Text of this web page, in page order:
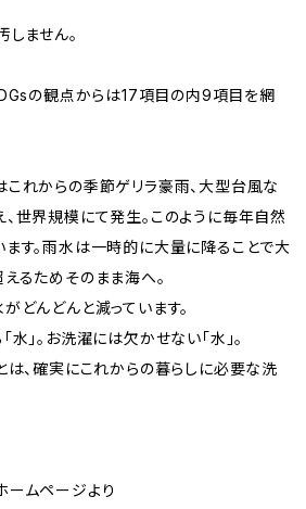
しません。
の観点からは17項目の内9項目を網
れからの季節ゲリラ豪雨、大型台風な
世界規模にて発生。このように毎年自然
す。雨水は一時的に大量に降ることで大
るためそのまま海へ。
どんどんと減っています。
」。お洗濯には欠かせない「水」。
は、確実にこれからの暮らしに必要な洗
ームページより